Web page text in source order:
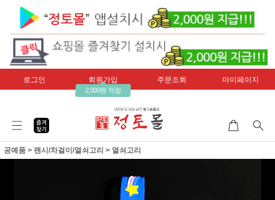
로그인 회원가입
2,000원 적립
주문조회 마이페이지
공예품 > 팬시/차걸이/열쇠고리 > 열쇠고리